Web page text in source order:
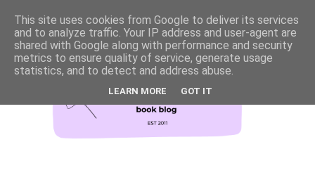
This site uses cookies from Google to deliver its services
and to analyze traffic. Your IP address and user-agent are
shared with Google along with performance and security
metrics to ensure quality of service, generate usage
statistics, and to detect and address abuse.
LEARN MORE GOT IT